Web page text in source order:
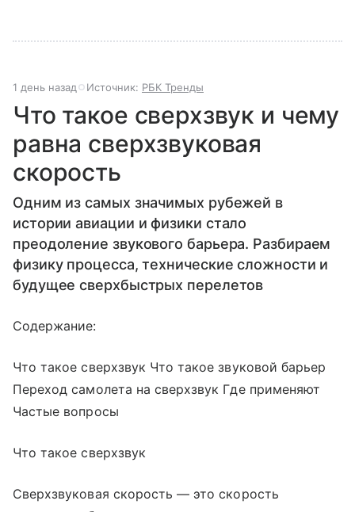
1 день назад Источник: РБК Тренды
Что такое сверхзвук и чему
равна сверхзвуковая
скорость
Одним из самых значимых рубежей в
истории авиации и физики стало
преодоление звукового барьера. Разбираем
физику процесса, технические сложности и
будущее сверхбыстрых перелетов
Содержание:
Что такое сверхзвук Что такое звуковой барьер
Переход самолета на сверхзвук Где применяют
Частые вопросы
Что такое сверхзвук
Сверхзвуковая скорость — это скорость